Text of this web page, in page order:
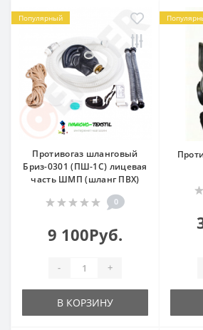
Популярный
Противогаз шланговый
Бриз-0301 (ПШ-1С) лицевая
часть ШМП (шланг ПВХ)
0
9 100Руб.
- +
В КОРЗИНУ